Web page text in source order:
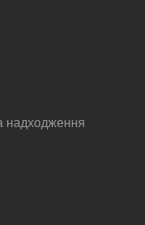
надходження